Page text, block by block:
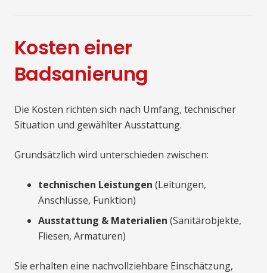
Kosten einer
Badsanierung
Die Kosten richten sich nach Umfang, technischer
Situation und gewählter Ausstattung.
Grundsätzlich wird unterschieden zwischen:
technischen Leistungen (Leitungen,
Anschlüsse, Funktion)
Ausstattung & Materialien (Sanitärobjekte,
Fliesen, Armaturen)
Sie erhalten eine nachvollziehbare Einschätzung,